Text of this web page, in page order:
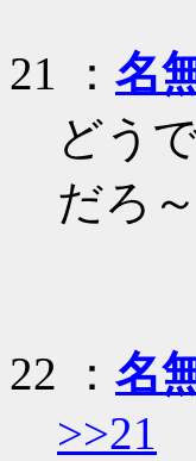
21 ： 名
どう
だろ～
22 ： 名
>>21